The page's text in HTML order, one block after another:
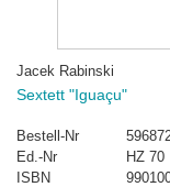
Jacek Rabinski
Sextett "Iguaçu"
Bestell-Nr
Ed.-Nr
HZ 70
ISBN